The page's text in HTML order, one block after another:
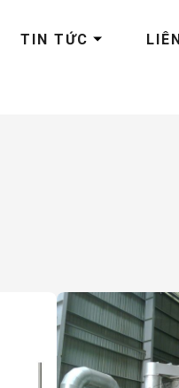
TIN TỨC